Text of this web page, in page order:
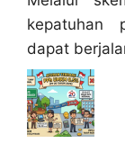
kepatuhan
dapat